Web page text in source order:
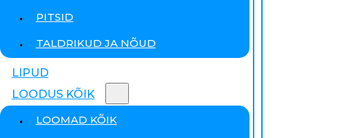
PITSID
TALDRIKUD JA NÕUD
LIPUD
LOODUS KÕIK
LOOMAD KÕIK